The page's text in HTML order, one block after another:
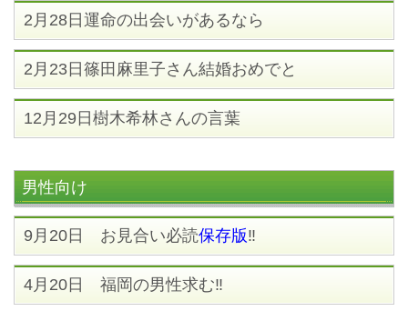
2月28日運命の出会いがあるなら
2月23日篠田麻里子さん結婚おめでと
12月29日樹木希林さんの言葉
男性向け
9月20日 お見合い必読保存版‼
4月20日 福岡の男性求む‼